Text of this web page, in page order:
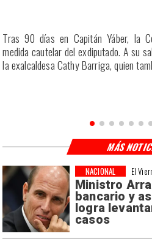
Tras 90 días en Capitán Yáber, la
medida cautelar del exdiputado. A su
la exalcaldesa Cathy Barriga, quien
El
Ministro
bancario y
logra
casos
NACIONAL
MÁS